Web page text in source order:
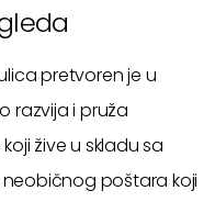
pretvoren je u
razvija i pruža
žive u skladu sa
poštara koji